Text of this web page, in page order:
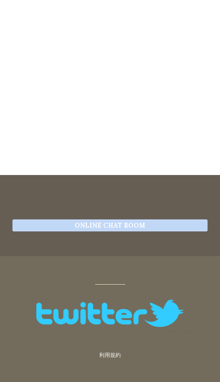
ONLINE CHAT ROOM
利用規約